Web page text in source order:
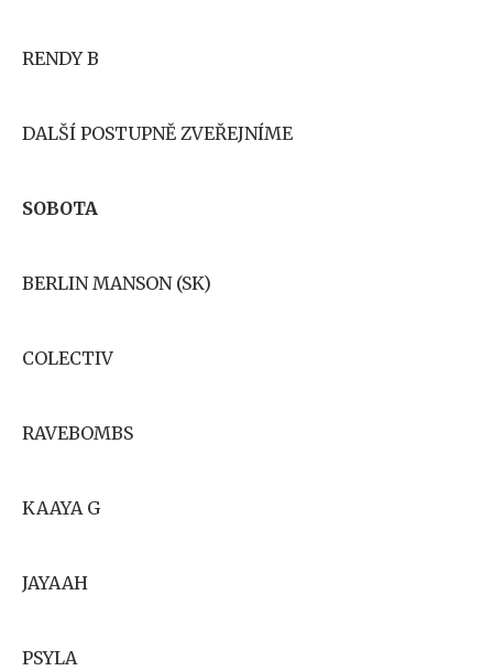
RENDY B
DALŠÍ POSTUPNĚ ZVEŘEJNÍME
SOBOTA
BERLIN MANSON (SK)
COLECTIV
RAVEBOMBS
KAAYA G
JAYAAH
PSYLA